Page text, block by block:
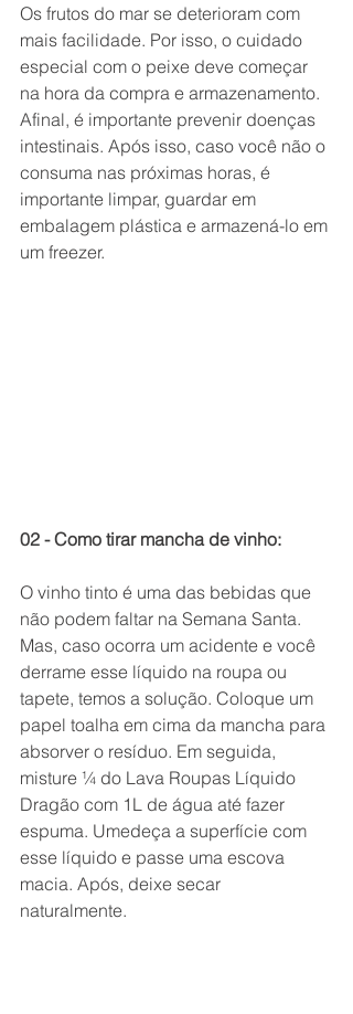
Os frutos do mar se deterioram com
mais facilidade. Por isso, o cuidado
especial com o peixe deve começar
na hora da compra e armazenamento.
Afinal, é importante prevenir doenças
intestinais. Após isso, caso você não o
consuma nas próximas horas, é
importante limpar, guardar em
embalagem plástica e armazená-lo em
um freezer.
02 - Como tirar mancha de vinho:
O vinho tinto é uma das bebidas que
não podem faltar na Semana Santa.
Mas, caso ocorra um acidente e você
derrame esse líquido na roupa ou
tapete, temos a solução. Coloque um
papel toalha em cima da mancha para
absorver o resíduo. Em seguida,
misture ¼ do Lava Roupas Líquido
Dragão com 1L de água até fazer
espuma. Umedeça a superfície com
esse líquido e passe uma escova
macia. Após, deixe secar
naturalmente.